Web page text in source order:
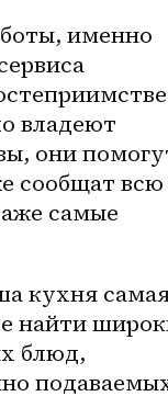
именно
владеют
они
сообщат всю
самые
кухня
найти
блюд,